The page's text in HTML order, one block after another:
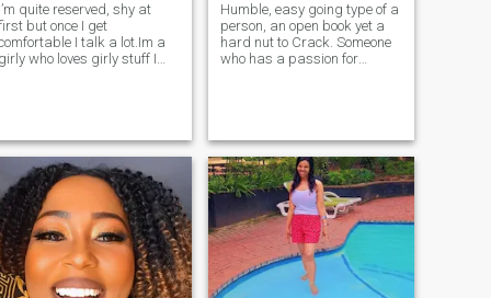
I’m quite reserved, shy at
but once I get
I talk a lot.Im a
girly who loves girly stuff I
male dominated field.
Humble, easy going type of a
person, an open book yet a
hard nut to Crack. Someone
who has a passion for